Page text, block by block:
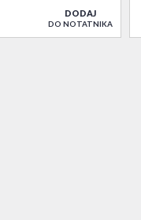
DODAJ
DO NOTATNIKA